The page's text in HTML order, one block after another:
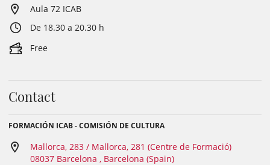
Aula 72 ICAB
De 18.30 a 20.30 h
Free
Contact
FORMACIÓN ICAB - COMISIÓN DE CULTURA
Mallorca, 283 / Mallorca, 281 (Centre de Formació)
08037 Barcelona , Barcelona (Spain)